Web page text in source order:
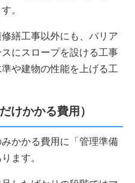
。
繕工事以外にも、バリア
にスロープを設ける工事
や建物の性能を上げる工
けかかる費用）
かかる費用に「管理準備
ます。